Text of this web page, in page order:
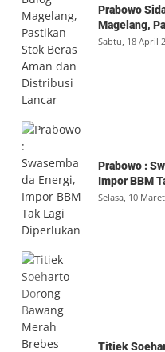
Prabowo
Magelang,
Aman dan
Sabtu, 18 April
Prabowo :
Impor BBM
Selasa, 10
Titiek